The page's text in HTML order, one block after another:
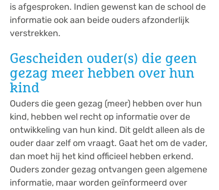
is afgesproken. Indien gewenst kan de school de
informatie ook aan beide ouders afzonderlijk
verstrekken.
Gescheiden ouder(s) die geen
gezag meer hebben over hun
kind
Ouders die geen gezag (meer) hebben over hun
kind, hebben wel recht op informatie over de
ontwikkeling van hun kind. Dit geldt alleen als de
ouder daar zelf om vraagt. Gaat het om de vader,
dan moet hij het kind officieel hebben erkend.
Ouders zonder gezag ontvangen geen algemene
informatie, maar worden geïnformeerd over